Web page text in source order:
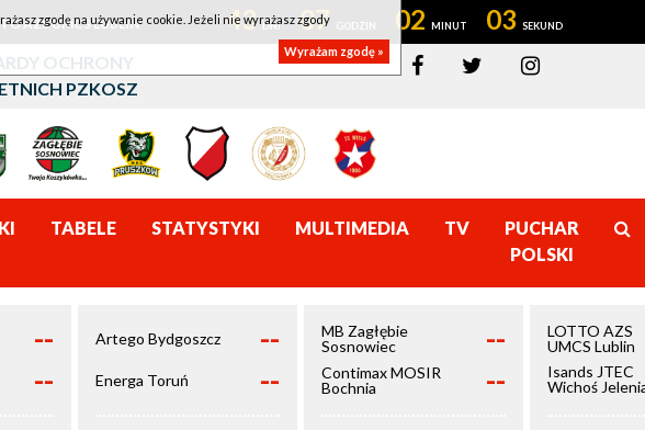
AZS UMCS LUBLIN 43 07 02 02
OCHRONY
PZKOSZ
TABELE STATYSTYKI MULTIMEDIA TV
PUCHAR
POLSKI
--
--
Artego Bydgoszcz --
Energa Toruń --
MB Zagłębie
Sosnowiec
--
Contimax MOSIR
Bochnia
--
LOTTO AZS
UMCS Lublin
Isands JTEC
Wichoś
zgodę na używanie cookie. Jeżeli nie wyrażasz zgody
Wyrażam zgodę »